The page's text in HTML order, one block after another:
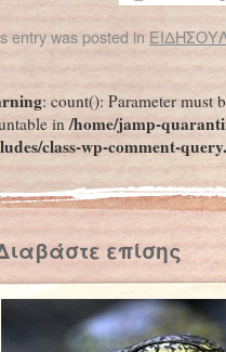
entry was posted in
λόγω κορονοϊού και των μέτρων περιορισμού
: count(): Parameter must
in/home/jamp-
class-wp-comment-
επίσης